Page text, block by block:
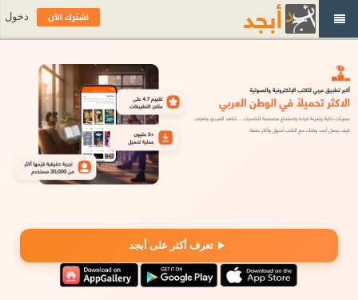
تعرف أكثر على أبجد
اشترك الآن دخول